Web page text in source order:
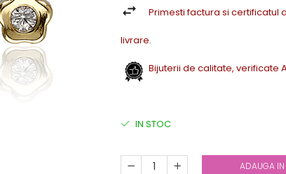
Primesti factura si certificatul
livrare.
Bijuterii de calitate, verificate
IN STOC
ADAUGA